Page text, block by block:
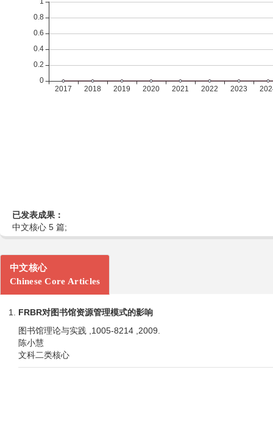
已发表成果：
中文核心 5 篇;
中文核心
Chinese Core Articles
FRBR对图书馆资源管理模式的影响
图书馆理论与实践 ,1005-8214 ,2009.
陈小慧
文科二类核心